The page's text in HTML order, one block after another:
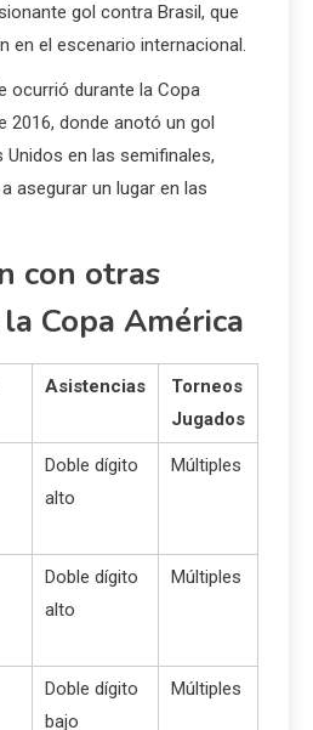
gol contra Brasil, que
en el escenario internacional.
ocurrió durante la Copa
2016, donde anotó un gol
en las semifinales,
asegurar un lugar en las
con otras
Copa América
Asistencias
Torneos
Jugados
Doble dígito
alto
Múltiples
Doble dígito
alto
Múltiples
Doble dígito
bajo
Múltiples